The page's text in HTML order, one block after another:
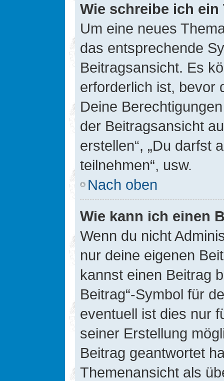
Wie schreibe ich ein
Um eine neues
das entsprechende
Beitragsansicht. Es
erforderlich ist, bevor
Deine
der Beitragsansicht
erstellen“, „Du darfst
teilnehmen“, usw.
Nach oben
Wie kann ich einen
Wenn du nicht
nur deine eigenen
kannst einen Beitrag
Beitrag“-Symbol für
eventuell ist dies nur
seiner Erstellung
Beitrag geantwortet
Themenansicht als